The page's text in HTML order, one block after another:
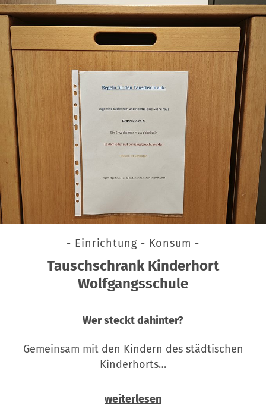
- Einrichtung - Konsum -
Tauschschrank Kinderhort
Wolfgangsschule
Wer steckt dahinter?
Gemeinsam mit den Kindern des städtischen
Kinderhorts…
weiterlesen